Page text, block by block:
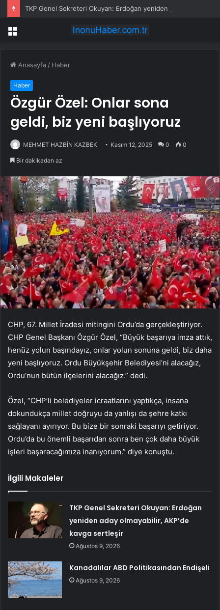
Menü
Anasayfa / Haber
Haber
Özgür Özel: Onlar sona
geldi, biz yeni başlıyoruz
MEHMET HAZBİN KAZBEK Kasım 12, 2025 0 0
Bir dakikadan az
CHP, 67. Millet İradesi mitingini Ordu’da gerçekleştiriyor.
CHP Genel Başkanı Özgür Özel, “Büyük başarıya imza attık,
henüz yolun başındayız, onlar yolun sonuna geldi, biz daha
yeni başlıyoruz. Ordu Büyükşehir Belediyesi’ni alacağız,
Ordu’nun bütün ilçelerini alacağız.” dedi.
Özel, “CHP’li belediyeler icraatlarını yaptıkça, insana
dokundukça millet doğruyu da yanlışı da şehre katkı
sağlayanı ayırıyor. Bu bize bir sonraki başarıyı getiriyor.
Ordu’da bu önemli başarıdan sonra ben çok daha büyük
işleri başaracağımıza inanıyorum.” diye konuştu.
İlgili Makaleler
TKP Genel Sekreteri Okuyan: Erdoğan
yeniden aday olmayabilir, AKP’de
kavga sertleşir
Ağustos 9, 2026
Kanadalılar ABD Politikasından Endişeli
Ağustos 9, 2026